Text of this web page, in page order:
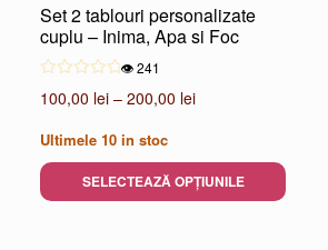
Set 2 tablouri personalizate
cuplu – Inima, Apa si Foc
👁️ 241
100,00 lei – 200,00 leiInterval
până
Ultimele 10in stoc
SELECTEAZĂ OPȚIUNILE